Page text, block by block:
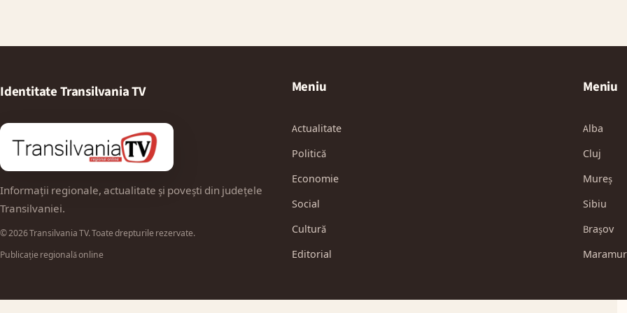
Identitate Transilvania TV
Informații regionale, actualitate și povești din județele
Transilvaniei.
© 2026 Transilvania TV. Toate drepturile rezervate.
Publicație regională online
Meniu
Actualitate
Politică
Economie
Social
Cultură
Editorial
Meniu
Alba
Cluj
Mureș
Sibiu
Brașov